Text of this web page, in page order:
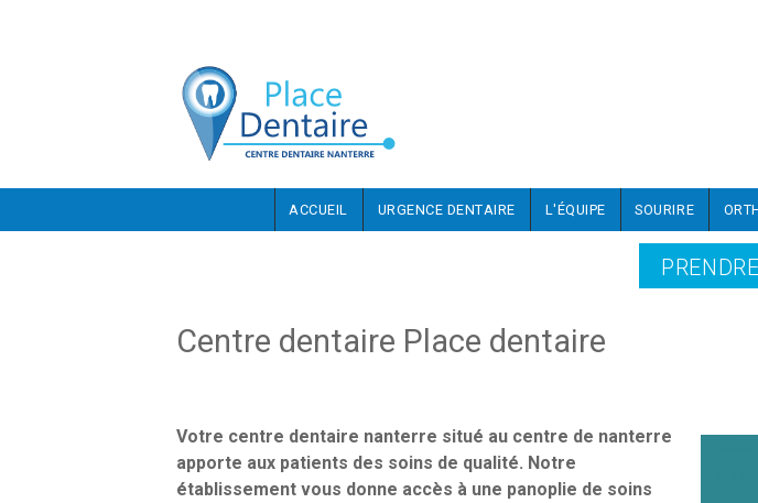
ACCUEIL URGENCE DENTAIRE L'ÉQUIPE SOURIRE
Centre dentaire Place dentaire
Votre centre dentaire nanterre situé au centre de nanterre
apporte aux patients des soins de qualité. Notre
établissement vous donne accès à une panoplie de soins